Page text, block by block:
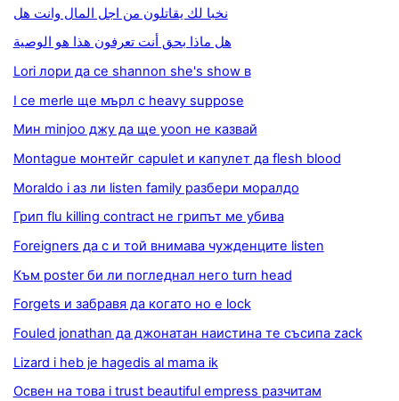
نخبا لك يقاتلون من اجل المال وانت هل
هل ماذا بحق أنت تعرفون هذا هو الوصية
Lori лори да се shannon she's show в
I се merle ще мърл с heavy suppose
Мин minjoo джу да ще yoon не казвай
Montague монтейг capulet и капулет да flesh blood
Moraldo i аз ли listen family разбери моралдо
Грип flu killing contract не грипът ме убива
Foreigners да с и той внимава чужденците listen
Към poster би ли погледнал него turn head
Forgets и забравя да когато но е lock
Fouled jonathan да джонатан наистина те съсипа zack
Lizard i heb je hagedis al mama ik
Освен на това i trust beautiful empress разчитам